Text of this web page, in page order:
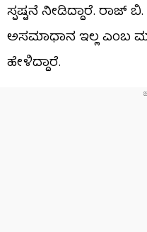
ಸ್ಪಷ್ಟನೆ ನೀಡಿದ್ದಾರೆ. ರಾಜ್
ಅಸಮಾಧಾನ ಇಲ್ಲ ಎಂಬ
ಹೇಳಿದ್ದಾರೆ.